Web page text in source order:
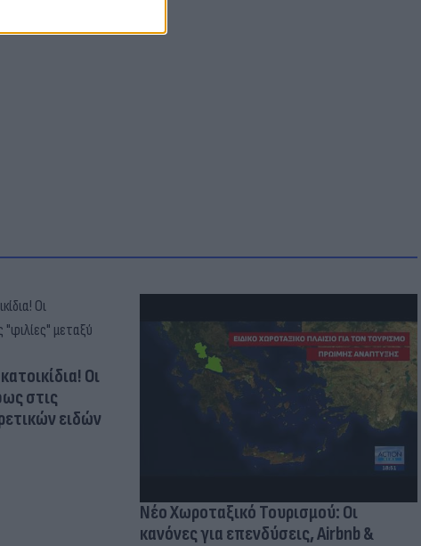
Οι
στις
ειδών
Νέο Χωροταξικό Τουρισμού: Οι
κανόνες για επενδύσεις, Airbnb &